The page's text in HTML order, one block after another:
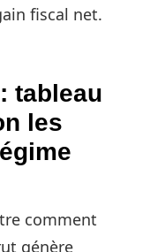
fiscal net.
tableau
les
comment
génère